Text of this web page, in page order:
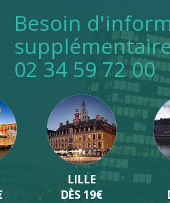
Besoin
02 34 59 72 00
DÈS 19€
LYON
DÈS